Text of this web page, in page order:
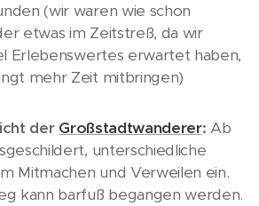
(wir waren wie schon
etwas im Zeitstreß, da wir
Erlebenswertes erwartet haben,
mehr Zeit mitbringen)
der Großstadtwanderer: Ab
unterschiedliche
Mitmachen und Verweilen ein.
kann barfuß begangen werden.